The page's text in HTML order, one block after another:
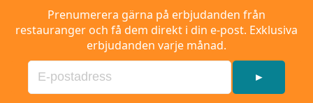
• Kaffe med liten kaka
Prenumerera gärna på erbjudanden från
restauranger och få dem direkt i din e-post. Exklusiva
erbjudanden varje månad.
►